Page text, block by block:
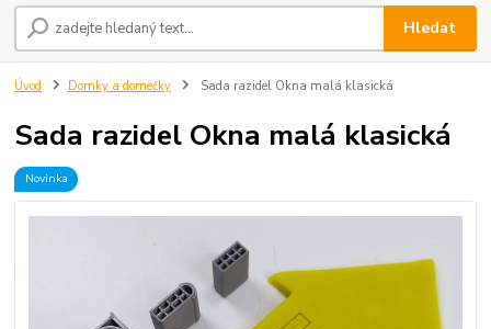
Hledat
Úvod Domky a domečky Sada razidel Okna malá klasická
Sada razidel Okna malá klasická
Novinka